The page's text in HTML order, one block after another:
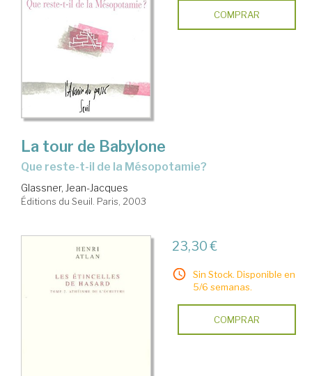
COMPRAR
La tour de Babylone
que reste-t-il de la Mésopotamie?
Glassner, Jean-Jacques
Éditions du Seuil. Paris, 2003
23,30 €
Sin Stock. Disponible en
5/6 semanas.
COMPRAR